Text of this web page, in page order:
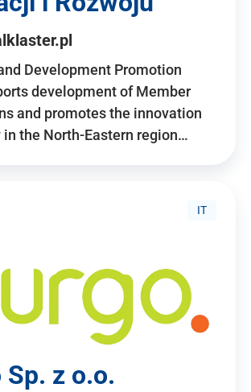
Development Promotion
development of Member
and promotes the innovation
the North-Eastern region…
IT
z o.o.